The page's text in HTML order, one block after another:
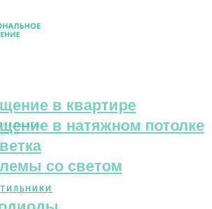
в квартире
в натяжном потолке
со светом